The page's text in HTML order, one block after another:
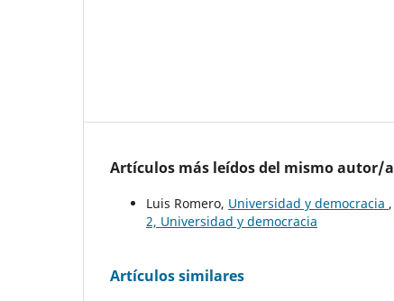
Artículos más leídos del mismo autor/a
Luis Romero, Universidad y democracia ,
2, Universidad y democracia
Artículos similares